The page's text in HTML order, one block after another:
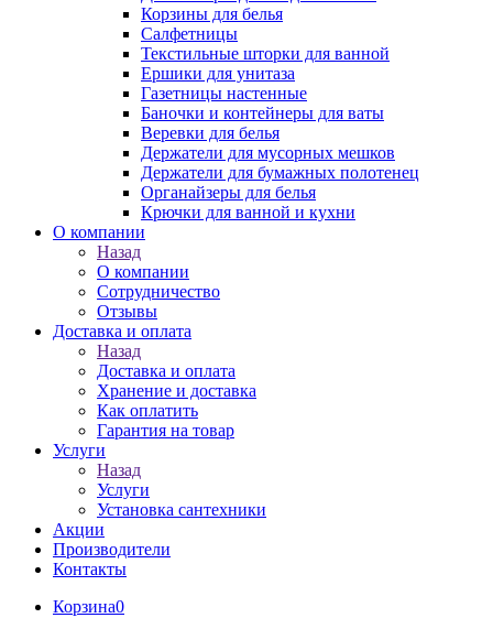
Корзины для белья
Салфетницы
Текстильные шторки для ванной
Ершики для унитаза
Газетницы настенные
Баночки и контейнеры для ваты
Веревки для белья
Держатели для мусорных мешков
Держатели для бумажных полотенец
Органайзеры для белья
Крючки для ванной и кухни
О компании
Назад
О компании
Сотрудничество
Отзывы
Доставка и оплата
Назад
Доставка и оплата
Хранение и доставка
Как оплатить
Гарантия на товар
Услуги
Назад
Услуги
Установка сантехники
Акции
Производители
Контакты
Корзина0